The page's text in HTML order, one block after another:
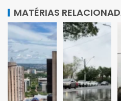
MATÉRIAS